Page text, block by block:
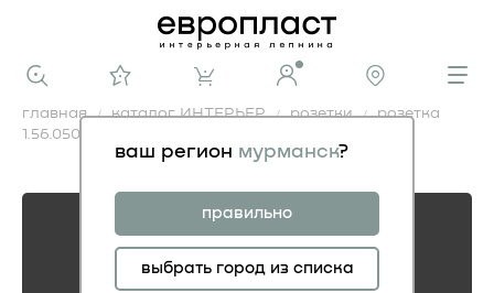
ваш регион мурманск?
правильно
выбрать город из списка
главная каталог ИНТЕРЬЕР розетки
розетка
1.56.050
розетка 1.56.050